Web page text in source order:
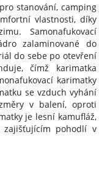
stanování, camping
vlastnosti, díky
Samonafukovací
zalaminované do
do sebe po otevření
čímž karimatka
karimatky
se vzduch vyhání
v balení, oproti
je lesní kamufláž,
zajišťujícím pohodlí v